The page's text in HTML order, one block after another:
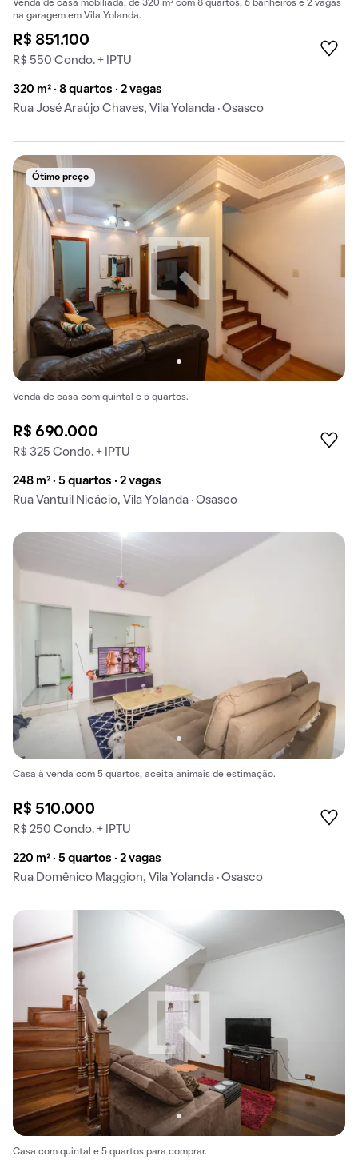
Venda de casa mobiliada, de 320 m² com 8 quartos, 6 banheiros e 2 vagas
na garagem em Vila Yolanda.
R$ 851.100
R$ 550 Condo. + IPTU
320 m² · 8 quartos · 2 vagas
Rua José Araújo Chaves, Vila Yolanda · Osasco
Ótimo preço
Venda de casa com quintal e 5 quartos.
R$ 690.000
R$ 325 Condo. + IPTU
248 m² · 5 quartos · 2 vagas
Rua Vantuil Nicácio, Vila Yolanda · Osasco
Casa à venda com 5 quartos, aceita animais de estimação.
R$ 510.000
R$ 250 Condo. + IPTU
220 m² · 5 quartos · 2 vagas
Rua Domênico Maggion, Vila Yolanda · Osasco
Casa com quintal e 5 quartos para comprar.